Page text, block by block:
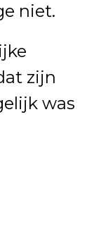
niet.
zijn
was